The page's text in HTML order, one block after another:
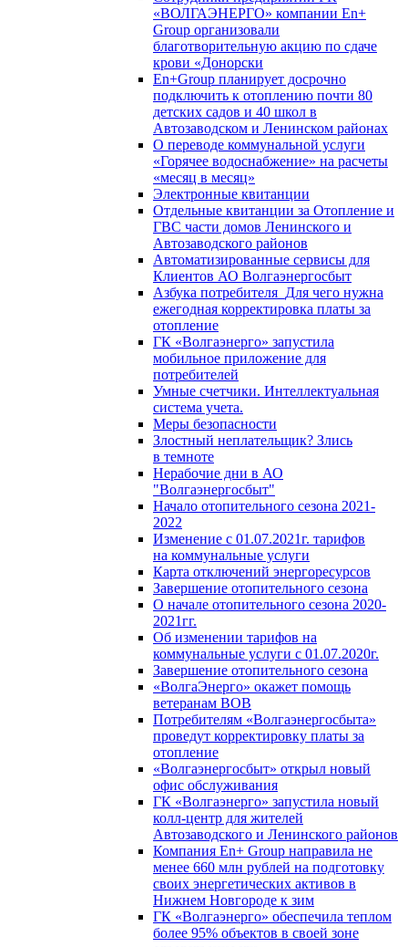
«ВОЛГАЭНЕРГО» компании En+
Group организовали
благотворительную акцию по сдаче
крови «Донорски
En+Group планирует досрочно
подключить к отоплению почти 80
детских садов и 40 школ в
Автозаводском и Ленинском районах
О переводе коммунальной услуги
«Горячее водоснабжение» на расчеты
«месяц в месяц»
Электронные квитанции
Отдельные квитанции за Отопление и
ГВС части домов Ленинского и
Автозаводского районов
Автоматизированные сервисы для
Клиентов АО Волгаэнергосбыт
Азбука потребителя_Для чего нужна
ежегодная корректировка платы за
отопление
ГК «Волгаэнерго» запустила
мобильное приложение для
потребителей
Умные счетчики. Интеллектуальная
система учета.
Меры безопасности
Злостный неплательщик? Злись
в темноте
Нерабочие дни в АО
"Волгаэнергосбыт"
Начало отопительного сезона 2021-
2022
Изменение с 01.07.2021г. тарифов
на коммунальные услуги
Карта отключений энергоресурсов
Завершение отопительного сезона
О начале отопительного сезона 2020-
2021гг.
Об изменении тарифов на
коммунальные услуги с 01.07.2020г.
Завершение отопительного сезона
«ВолгаЭнерго» окажет помощь
ветеранам ВОВ
Потребителям «Волгаэнергосбыта»
проведут корректировку платы за
отопление
«Волгаэнергосбыт» открыл новый
офис обслуживания
ГК «Волгаэнерго» запустила новый
колл-центр для жителей
Автозаводского и Ленинского районов
Компания En+ Group направила не
менее 660 млн рублей на подготовку
своих энергетических активов в
Нижнем Новгороде к зим
ГК «Волгаэнерго» обеспечила теплом
более 95% объектов в своей зоне